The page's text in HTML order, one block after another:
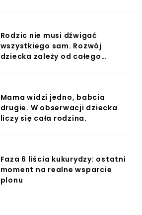
Rodzic nie musi dźwigać
wszystkiego sam. Rozwój
dziecka zależy od całego
Mama widzi jedno, babcia
drugie. W obserwacji dziecka
liczy się cała rodzina.
Faza 6 liścia kukurydzy: ostatni
moment na realne wsparcie
plonu